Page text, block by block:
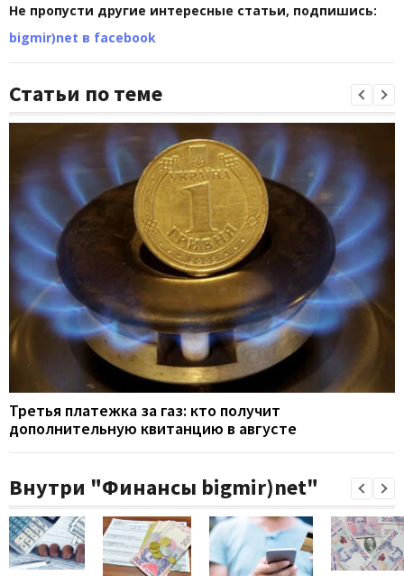
Не пропусти другие интересные статьи, подпишись:
bigmir)net в facebook
Статьи по теме
Третья платежка за газ: кто получит
дополнительную квитанцию в августе
Внутри "Финансы bigmir)net"